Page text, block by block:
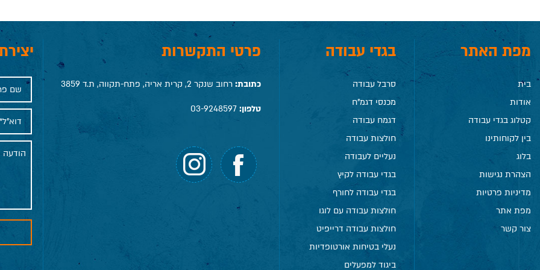
מפת האתר
בית
אודות
קטלוג בגדי עבודה
בין לקוחותינו
בלוג
הצהרת נגישות
מדיניות פרטיות
מפת אתר
צור קשר
בגדי עבודה
סרבל עבודה
מכנסי דגמ"ח
דגמח עבודה
חולצות עבודה
נעליים לעבודה
בגדי עבודה לקיץ
בגדי עבודה לחורף
חולצות עבודה עם לוגו
חולצות עבודה דרייפיט
נעלי בטיחות אורטופדיות
ביגוד למפעלים
פרטי התקשרות
כתובת: רחוב שנקר 2, קרית אריה, פתח-תקווה, ת.ד 3859
טלפון: 03-9248597